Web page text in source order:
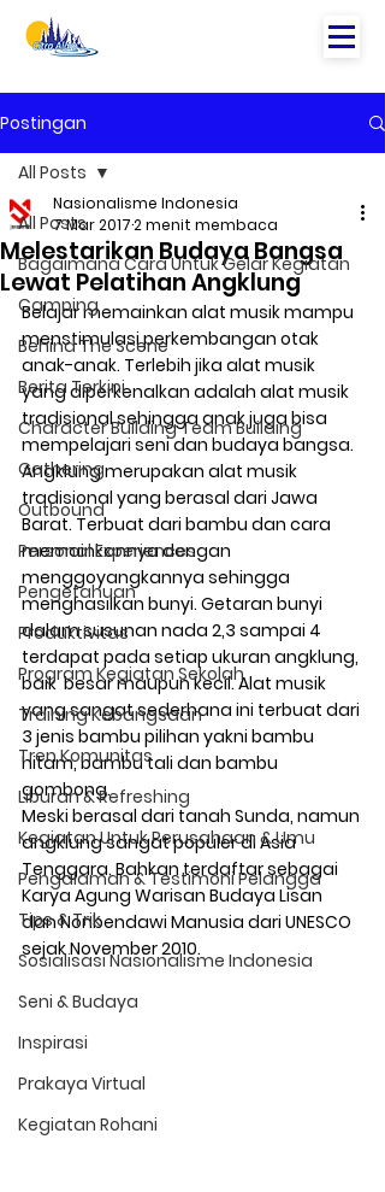
Postingan
All Posts
Bagaimana Cara Untuk Gelar Kegiatan
Camping
Behind The Scene
Berita Terkini
Character Building Team Building
Gathering
Outbound
Personal Experiences
Pengetahuan
Produktivitas
Program Kegiatan Sekolah
Training Kebangsaan
Tren Komunitas
Liburan & Refreshing
Kegiatan Untuk Perusahaan & Umu
Pengalaman & Testimoni Pelangga
Tips & Trik
Sosialisasi Nasionalisme Indonesia
Seni & Budaya
Inspirasi
Prakaya Virtual
Kegiatan Rohani
All Posts
Melestarikan Budaya Bangsa
Lewat Pelatihan Angklung
Nasionalisme Indonesia
7 Mar 20172 menit membaca
Belajar memainkan alat musik mampu
menstimulasi perkembangan otak
anak-anak. Terlebih jika alat musik
yang diperkenalkan adalah alat musik
tradisional sehingga anak juga bisa
mempelajari seni dan budaya bangsa.
Angklung merupakan alat musik
tradisional yang berasal dari Jawa
Barat. Terbuat dari bambu dan cara
memainkannya dengan
menggoyangkannya sehingga
menghasilkan bunyi. Getaran bunyi
dalam susunan nada 2,3 sampai 4
terdapat pada setiap ukuran angklung,
baik  besar maupun kecil. Alat musik
yang sangat sederhana ini terbuat dari
3 jenis bambu pilihan yakni bambu
hitam, bambu tali dan bambu
gombong.
Meski berasal dari tanah Sunda, namun
angklung sangat populer di Asia
Tenggara. Bahkan terdaftar sebagai
Karya Agung Warisan Budaya Lisan
dan Nonbendawi Manusia dari UNESCO
sejak November 2010.